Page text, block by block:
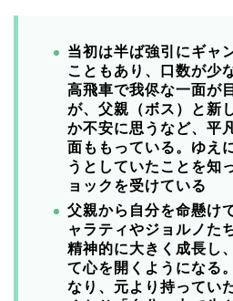
当初は半ば強引にギャ
こともあり、口数が少
高飛車で我侭な一面が
が、父親（ボス）と新
か不安に思うなど、平
面ももっている。ゆえ
うとしていたことを知
ョックを受けている
父親から自分を命懸け
ャラティやジョルノた
精神的に大きく成長し
て心を開くようになる
なり、元より持ってい